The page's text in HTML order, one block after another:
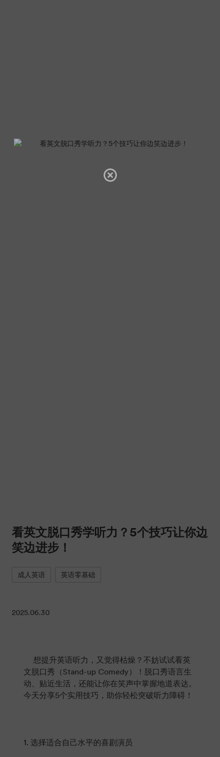
看英文脱口秀学听力？5个技巧让你边
笑边进步！
成人英语 英语零基础
2025.06.30
想提升英语听力，又觉得枯燥？不妨试试看英
文脱口秀（Stand-up Comedy）！脱口秀语言生
动、贴近生活，还能让你在笑声中掌握地道表达。
今天分享5个实用技巧，助你轻松突破听力障碍！
1. 选择适合自己水平的喜剧演员